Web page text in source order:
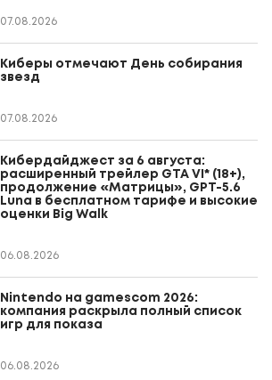
07.08.2026
Киберы отмечают День собирания
звезд
07.08.2026
Кибердайджест за 6 августа:
расширенный трейлер GTA VI* (18+),
продолжение «Матрицы», GPT-5.6
Luna в бесплатном тарифе и высокие
оценки Big Walk
06.08.2026
Nintendo на gamescom 2026:
компания раскрыла полный список
игр для показа
06.08.2026